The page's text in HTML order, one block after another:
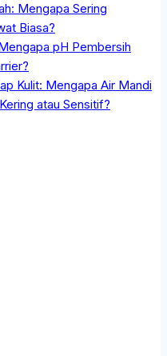
Mengapa Sering
Biasa?
pH Pembersih
Kulit: Mengapa Air Mandi
atau Sensitif?